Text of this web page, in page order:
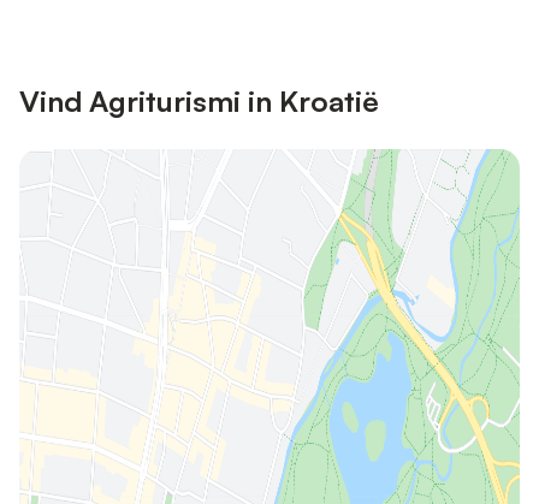
Vind Agriturismi in Kroatië